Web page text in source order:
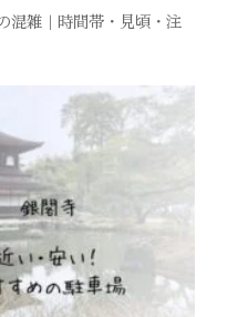
混雑｜時間帯・見頃・注